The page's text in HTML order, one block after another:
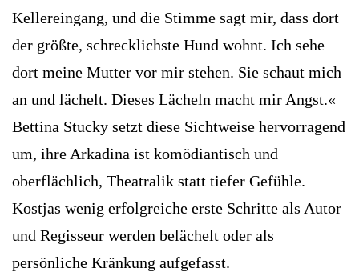
Kellereingang, und die Stimme sagt mir, dass dort
der größte, schrecklichste Hund wohnt. Ich sehe
dort meine Mutter vor mir stehen. Sie schaut mich
an und lächelt. Dieses Lächeln macht mir Angst.«
Bettina Stucky setzt diese Sichtweise hervorragend
um, ihre Arkadina ist komödiantisch und
oberflächlich, Theatra­lik statt tiefer Gefühle.
Kostjas wenig erfolgreiche erste Schritte als Autor
und Regisseur werden belächelt oder als
persönliche Kränkung aufgefasst.